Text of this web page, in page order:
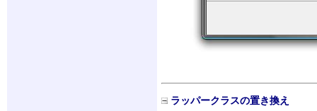
ラッパークラスの置き換え